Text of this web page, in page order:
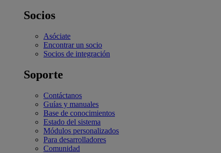
Socios
Asóciate
Encontrar un socio
Socios de integración
Soporte
Contáctanos
Guías y manuales
Base de conocimientos
Estado del sistema
Módulos personalizados
Para desarrolladores
Comunidad